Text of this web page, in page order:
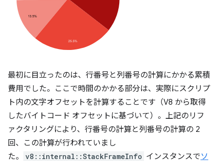
最初に目立ったのは、行番号と列番号の計算にかかる累積
費用でした。ここで時間のかかる部分は、実際にスクリプ
ト内の文字オフセットを計算することです（V8 から取得
したバイトコード オフセットに基づいて）。上記のリフ
ァクタリングにより、行番号の計算と列番号の計算の 2
回、この計算が行われていまし
た。
v8::internal::StackFrameInfo インスタンスでソ